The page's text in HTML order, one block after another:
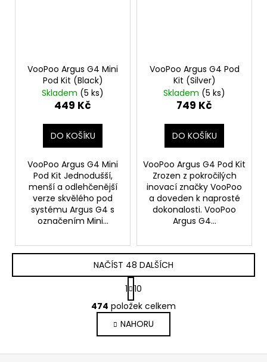
VooPoo Argus G4 Mini
Pod Kit (Black)
Skladem (5 ks)
449 Kč
DO KOŠÍKU
VooPoo Argus G4 Mini
Pod Kit Jednodušší,
menší a odlehčenější
verze skvělého pod
systému Argus G4 s
označením Mini...
VooPoo Argus G4 Pod
Kit (Silver)
Skladem (5 ks)
749 Kč
DO KOŠÍKU
VooPoo Argus G4 Pod Kit
Zrozen z pokročilých
inovací značky VooPoo
a doveden k naprosté
dokonalosti. VooPoo
Argus G4...
O
v
l
á
d
NAČÍST 48 DALŠÍCH
S
t
r
á
n
k
o
1 10
474 položek celkem
NAHORU